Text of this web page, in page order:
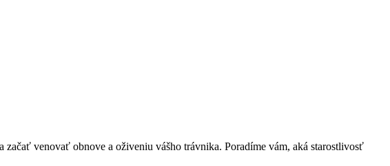
venovať obnove a oživeniu vášho trávnika. Poradíme vám, aká starostlivosť